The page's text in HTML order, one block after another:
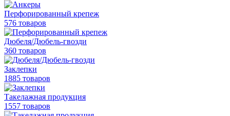
Перфорированный крепеж
576 товаров
Дюбеля/Дюбель-гвозди
360 товаров
Заклепки
1885 товаров
Такелажная продукция
1557 товаров